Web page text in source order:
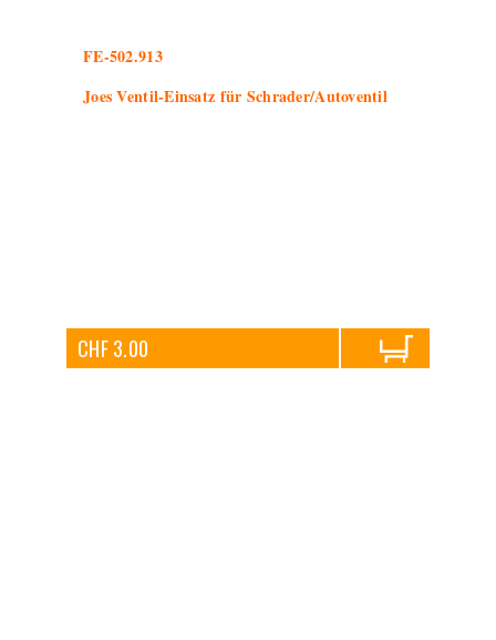
FE-502.913
Joes Ventil-Einsatz für Schrader/Autoventil
CHF 3.00